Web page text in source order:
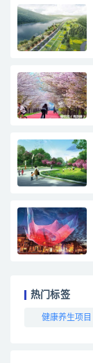
热门标签
健康养生项目